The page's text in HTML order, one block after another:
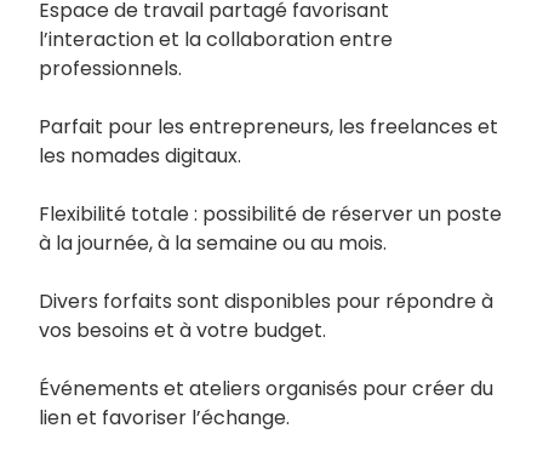
Espace de travail partagé favorisant
l’interaction et la collaboration entre
professionnels.
Parfait pour les entrepreneurs, les freelances et
les nomades digitaux.
Flexibilité totale : possibilité de réserver un poste
à la journée, à la semaine ou au mois.
Divers forfaits sont disponibles pour répondre à
vos besoins et à votre budget.
Événements et ateliers organisés pour créer du
lien et favoriser l’échange.